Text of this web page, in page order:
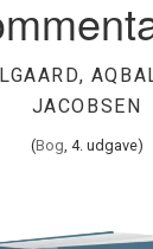
og
Kredit- og
, familie- og
Transportret
Gå til
JACOBSEN
(Bog , 4. udgave)